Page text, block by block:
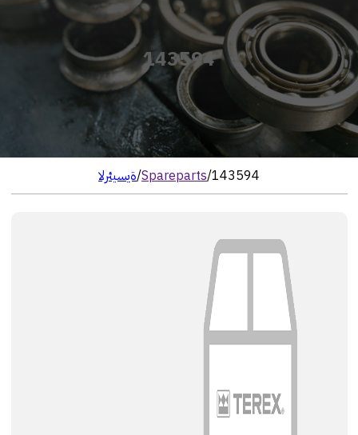
143594
الرئيسية/Spareparts/143594